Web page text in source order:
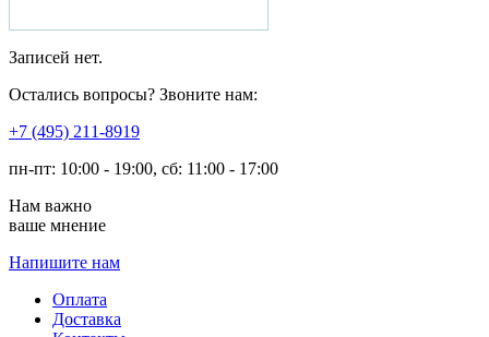
Записей нет.
Остались вопросы? Звоните нам:
​+7 (495) 211-8919
пн-пт: 10:00 - 19:00, сб: 11:00 - 17:00
Нам важно
ваше мнение
Напишите нам
Оплата
Доставка